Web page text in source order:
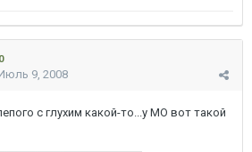
9, 2008
с глухим какой-то...у МО вот такой